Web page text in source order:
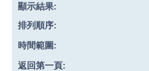
顯示結果:
排列順序:
時間範圍:
返回第一頁: